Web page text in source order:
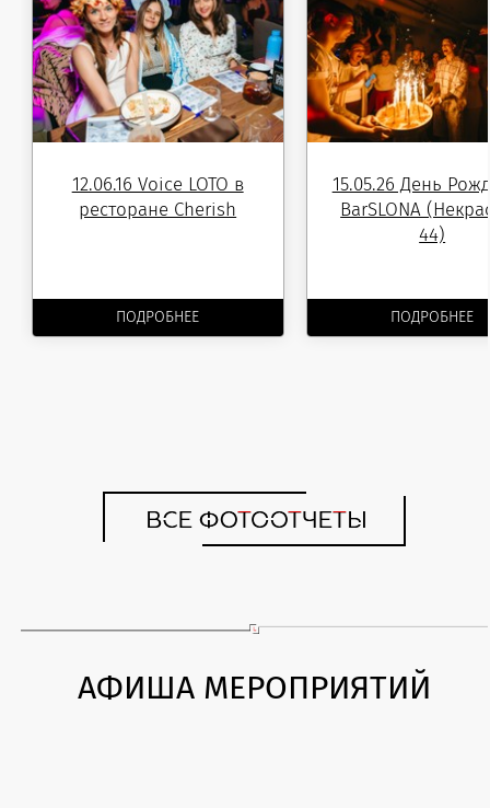
12.06.16 Voice LOTO в
ресторане Cherish
ПОДРОБНЕЕ
15.05.26 День
BarSLONA
44)
ПОДРОБНЕЕ
АФИША МЕРОПРИЯТИЙ